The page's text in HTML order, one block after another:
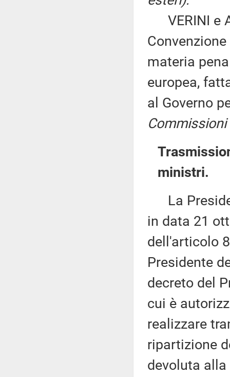
VERINI e
materia
europea,
al Governo
Commissioni
ministri.
La
in data 21
dell'articolo
Presidente
decreto del
cui è
realizzare
ripartizione
devoluta